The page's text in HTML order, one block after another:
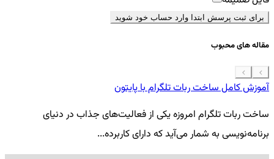
برای ثبت پرسش ابتدا وارد حساب خود شوید
مقاله های محبوب
آموزش کامل ساخت ربات تلگرام با پایتون
ساخت ربات تلگرام امروزه یکی از فعالیت‌های جذاب در دنیای
برنامه‌نویسی به شمار می‌آید که دارای کاربرده...